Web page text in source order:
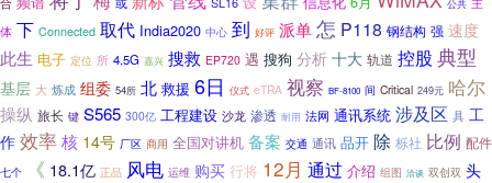
公共
体 下 Connected 取代 India2020 中心 到 好评 派单怎 P118 钢结构 强 速度
此生 电子 定位 所 4.5G 嘉兴 搜救 EP720 遇 搜狗 分析 十大 轨道 控股 典型
基层 大 炼成 组委 54所 北 救援 6日 仪式 eTRA 视察 BF-8100 间 Critical 249元 哈尔
操纵 旅长 键 S565 300亿 工程建设 沙龙 渗透 耐用 法网 通讯系统 涉及区 具 工
作 效率核 14号 厂区 商用 全国对讲机 备案 交通 通讯 品开 除 栎社 比例 配件
七个 《 18.1亿 正品 风电 运维 购买 行将 12月 通过 介绍 组图 洽谈 双创双 头